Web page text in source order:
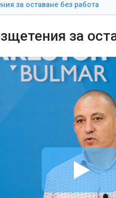
за оставане без работа
за